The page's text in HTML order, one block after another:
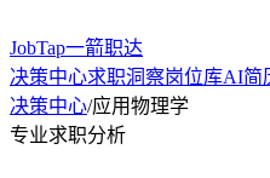
JobTap一箭职达
决策中心求职洞察岗位库AI简
决策中心/应用物理学
专业求职分析